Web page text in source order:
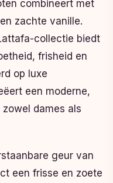
combineert met
zachte vanille.
collectie biedt
frisheid en
op luxe
een moderne,
dames als
geur van
een frisse en zoete